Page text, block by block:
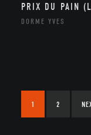
PRIX DU PAIN
DORME YVES
1 2